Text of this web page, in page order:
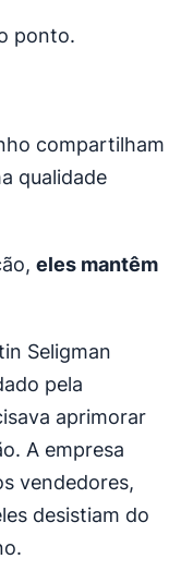
ponto.
compartilham
qualidade
eles mantêm
Seligman
pela
aprimorar
A empresa
vendedores,
desistiam do